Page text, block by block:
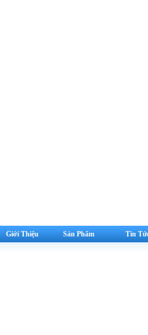
Giới Thiệu Sản Phẩm Tin